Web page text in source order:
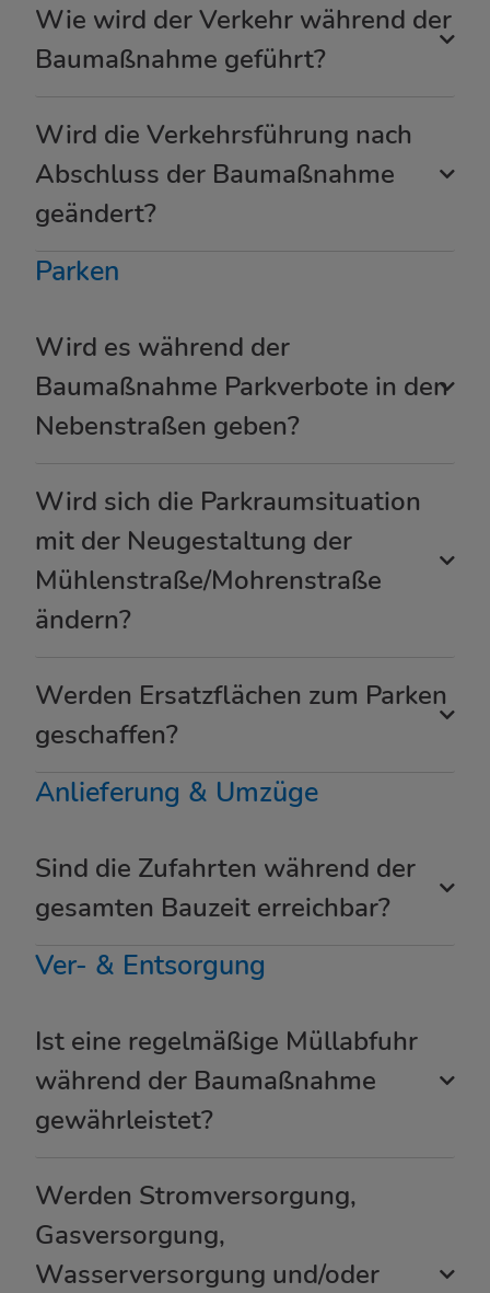
Wie wird der Verkehr während der
Baumaßnahme geführt?
Wird die Verkehrsführung nach
Abschluss der Baumaßnahme
geändert?
Parken
Wird es während der
Baumaßnahme Parkverbote in den
Nebenstraßen geben?
Wird sich die Parkraumsituation
mit der Neugestaltung der
Mühlenstraße/Mohrenstraße
ändern?
Werden Ersatzflächen zum Parken
geschaffen?
Anlieferung & Umzüge
Sind die Zufahrten während der
gesamten Bauzeit erreichbar?
Ver- & Entsorgung
Ist eine regelmäßige Müllabfuhr
während der Baumaßnahme
gewährleistet?
Werden Stromversorgung,
Gasversorgung,
Wasserversorgung und/oder